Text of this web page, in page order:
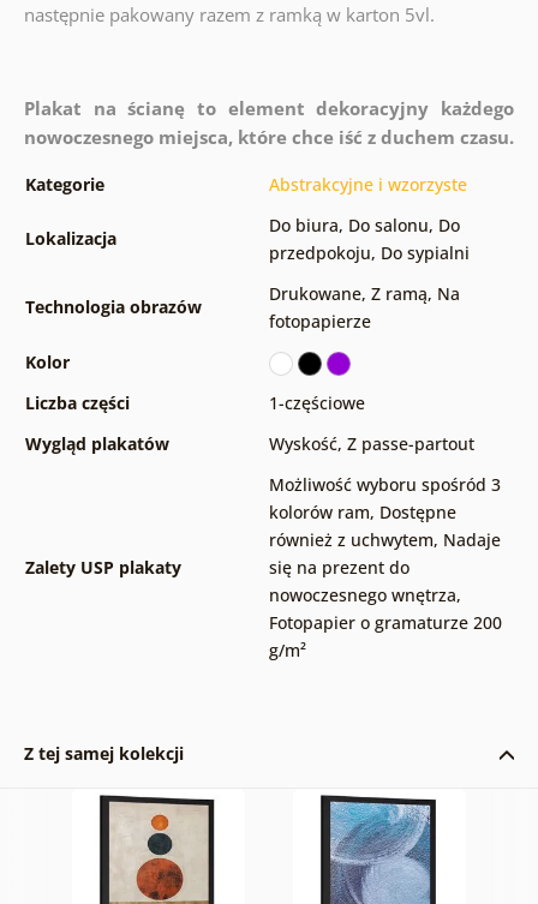
następnie pakowany razem z ramką w karton 5vl.
Plakat na ścianę to element dekoracyjny każdego
nowoczesnego miejsca, które chce iść z duchem czasu.
Kategorie Abstrakcyjne i wzorzyste
Lokalizacja
Do biura, Do salonu, Do
przedpokoju, Do sypialni
Technologia obrazów
Drukowane, Z ramą, Na
fotopapierze
Kolor
Liczba części
1-częściowe
Wygląd plakatów
Wyskość, Z passe-partout
Zalety USP plakaty
Możliwość wyboru spośród 3
kolorów ram, Dostępne
również z uchwytem, Nadaje
się na prezent do
nowoczesnego wnętrza,
Fotopapier o gramaturze 200
g/m²
Z tej samej kolekcji